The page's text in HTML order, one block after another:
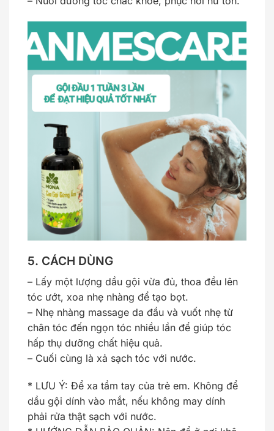
5. CÁCH DÙNG
– Lấy một lượng dầu gội vừa đủ, thoa đều lên
tóc ướt, xoa nhẹ nhàng để tạo bọt.
– Nhẹ nhàng massage da đầu và vuốt nhẹ từ
chân tóc đến ngọn tóc nhiều lần để giúp tóc
hấp thụ dưỡng chất hiệu quả.
– Cuối cùng là xả sạch tóc với nước.
* LƯU Ý: Để xa tầm tay của trẻ em. Không để
dầu gội dính vào mắt, nếu không may dính
phải rửa thật sạch với nước.